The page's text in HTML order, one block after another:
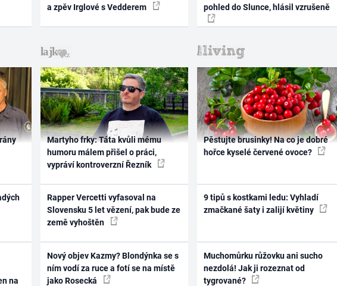
a zpěv Irglové s Vedderem
pohled do Slunce, hlásil vzrušeně
na
Martyho frky: Táta kvůli mému
humoru málem přišel o práci,
vypráví kontroverzní Řezník
Rapper Vercetti vyfasoval na
Slovensku 5 let vězení, pak bude ze
země vyhoštěn
Nový objev Kazmy? Blondýnka se s
ním vodí za ruce a fotí se na místě
jako Rosecká
Pěstujte brusinky! Na co je dobré
hořce kyselé červené ovoce?
9 tipů s kostkami ledu: Vyhladí
zmačkané šaty i zalijí květiny
Muchomůrku růžovku ani sucho
nezdolá! Jak ji rozeznat od
tygrované?